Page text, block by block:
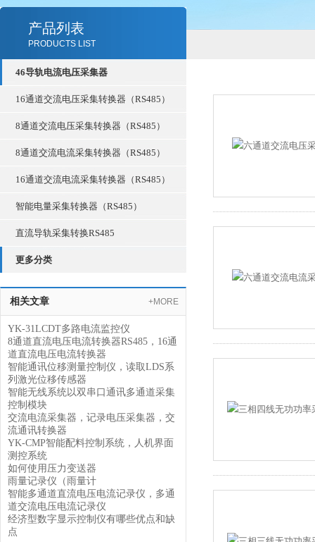
产品列表
PRODUCTS LIST
46导轨电流电压采集器
16通道交流电压采集转换器（RS485）
8通道交流电压采集转换器（RS485）
8通道交流电流采集转换器（RS485）
16通道交流电流采集转换器（RS485）
智能电量采集转换器（RS485）
直流导轨采集转换RS485
更多分类
相关文章 +MORE
YK-31LCDT多路电流监控仪
8通道直流电压电流转换器RS485，16通
道直流电压电流转换器
智能通讯位移测量控制仪，读取LDS系
列激光位移传感器
智能无线系统以双串口通讯多通道采集
控制模块
交流电流采集器，记录电压采集器，交
流通讯转换器
YK-CMP智能配料控制系统，人机界面
测控系统
如何使用压力变送器
雨量记录仪（雨量计
智能多通道直流电压电流记录仪，多通
道交流电压电流记录仪
经济型数字显示控制仪有哪些优点和缺
点